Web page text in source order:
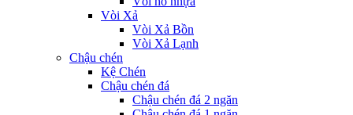
Vòi Xả
Vòi Xả Bồn
Vòi Xả Lạnh
Chậu chén
Kệ Chén
Chậu chén đá
Chậu chén đá 2 ngăn